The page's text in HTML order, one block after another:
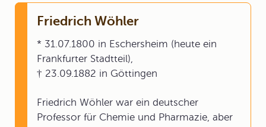
Friedrich Wöhler
* 31.07.1800 in Eschersheim (heute ein
Frankfurter Stadtteil),
† 23.09.1882 in Göttingen
Friedrich Wöhler war ein deutscher
Professor für Chemie und Pharmazie, aber